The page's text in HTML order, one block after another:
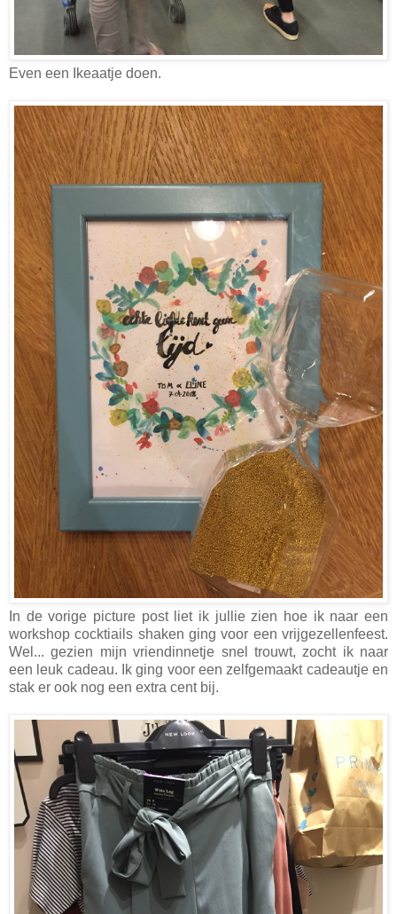
Even een Ikeaatje doen.
In de vorige picture post liet ik jullie zien hoe ik naar een
workshop cocktiails shaken ging voor een vrijgezellenfeest.
Wel... gezien mijn vriendinnetje snel trouwt, zocht ik naar
een leuk cadeau. Ik ging voor een zelfgemaakt cadeautje en
stak er ook nog een extra cent bij.